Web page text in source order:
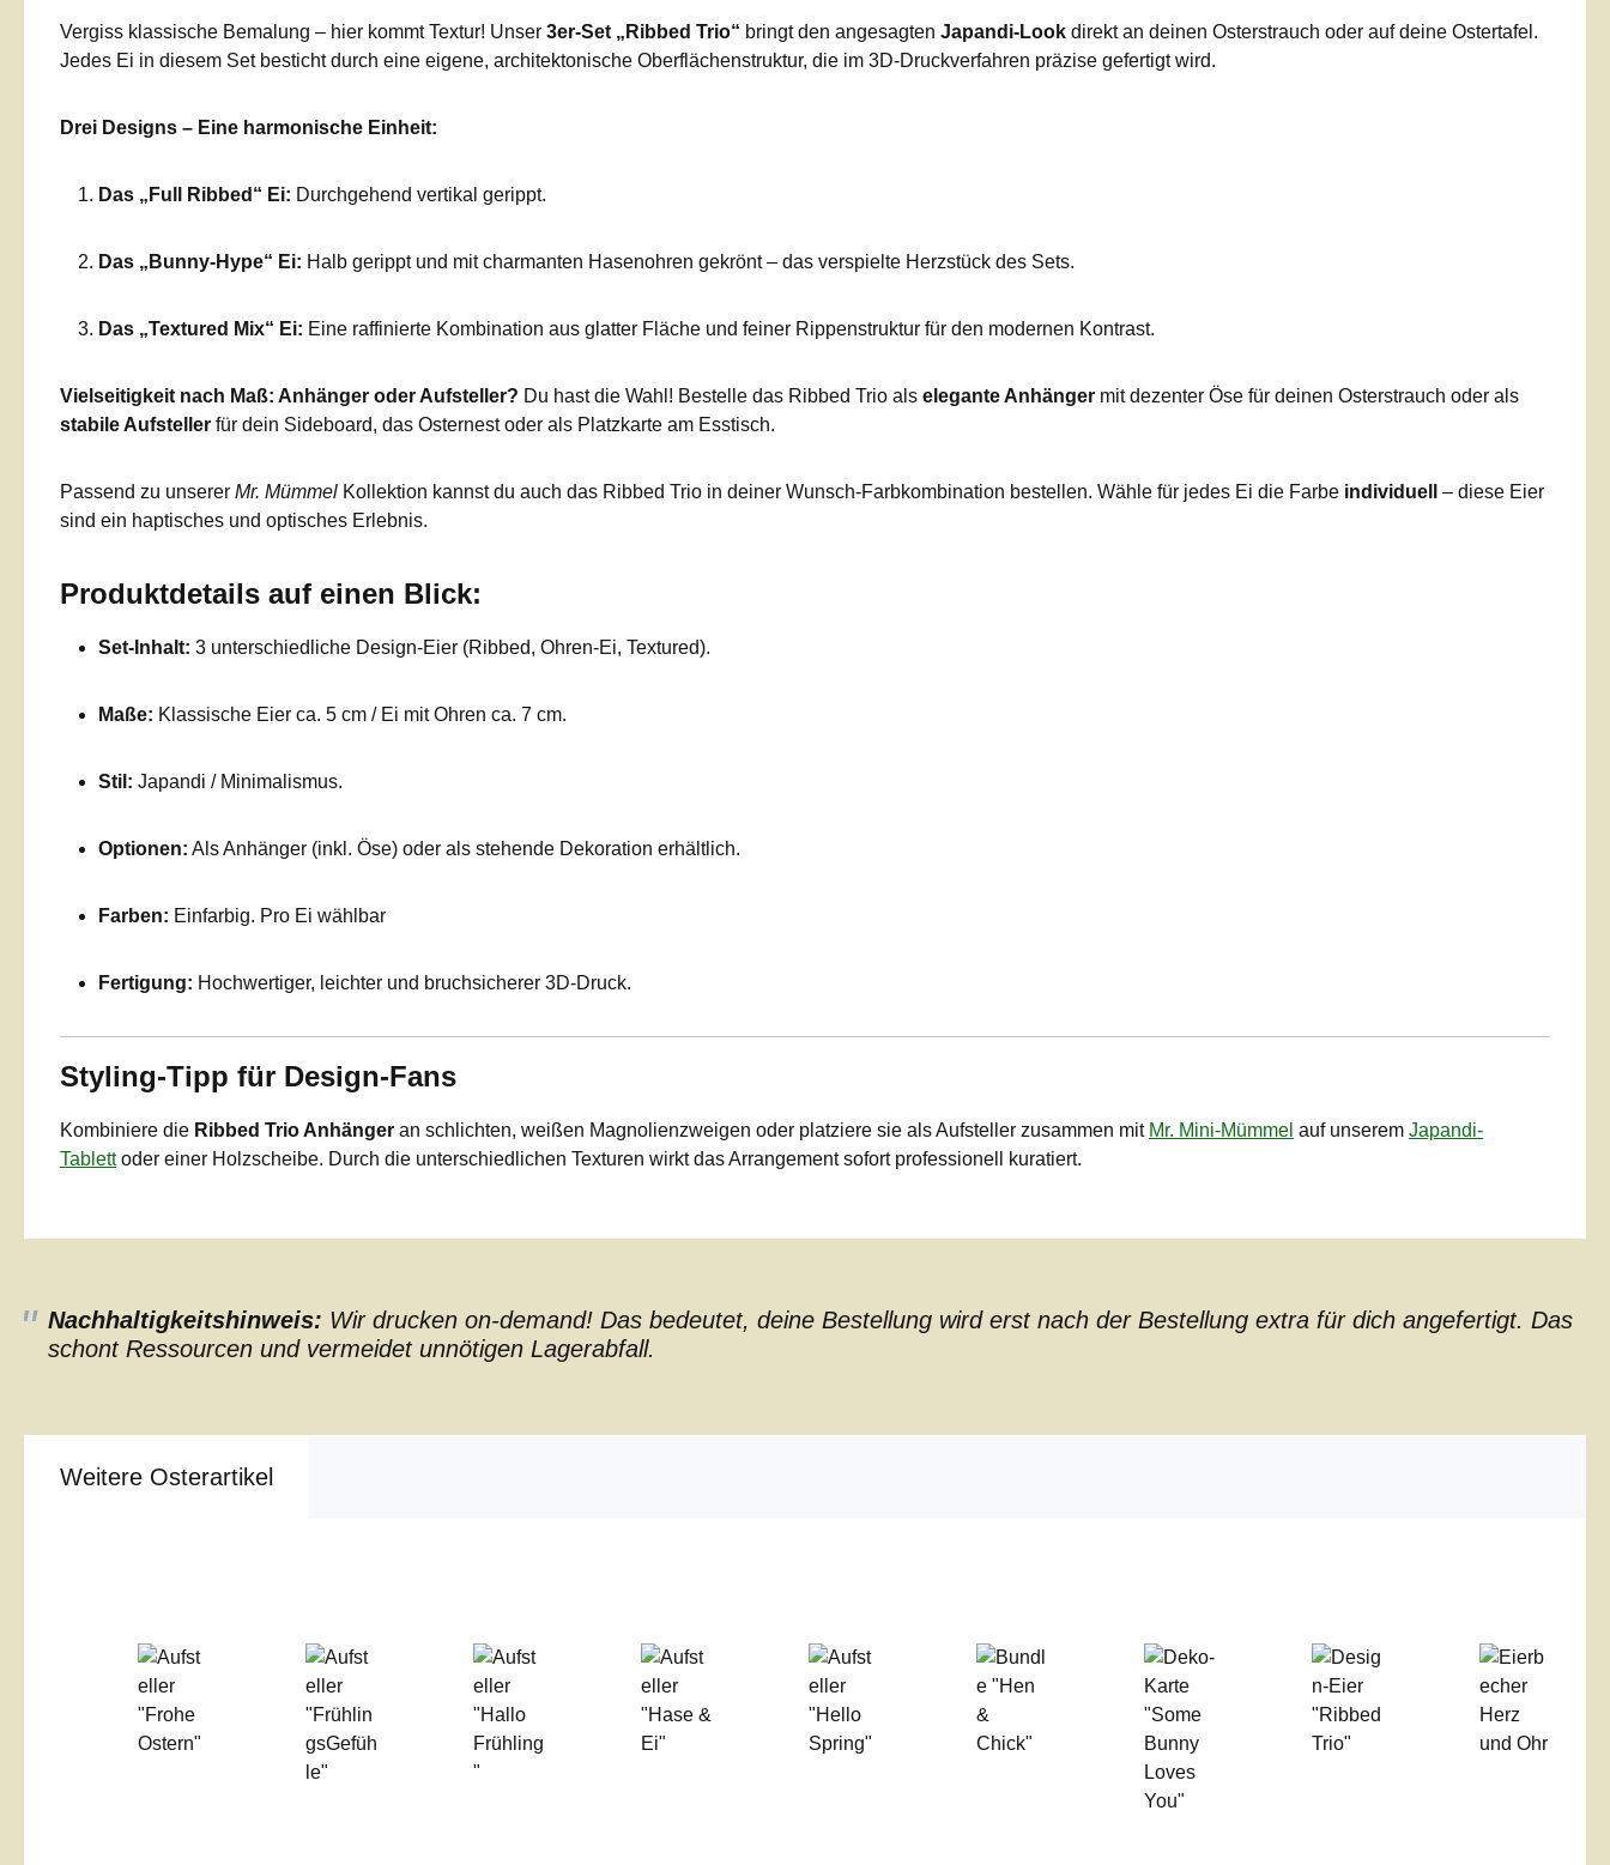
Vergiss klassische Bemalung – hier kommt Textur! Unser 3er-Set „Ribbed Trio“ bringt den angesagten Japandi-Look direkt an deinen Osterstrauch oder auf deine Ostertafel.
Jedes Ei in diesem Set besticht durch eine eigene, architektonische Oberflächenstruktur, die im 3D-Druckverfahren präzise gefertigt wird.
Drei Designs – Eine harmonische Einheit:
Das „Full Ribbed“ Ei: Durchgehend vertikal gerippt.
Das „Bunny-Hype“ Ei: Halb gerippt und mit charmanten Hasenohren gekrönt – das verspielte Herzstück des Sets.
Das „Textured Mix“ Ei: Eine raffinierte Kombination aus glatter Fläche und feiner Rippenstruktur für den modernen Kontrast.
Vielseitigkeit nach Maß: Anhänger oder Aufsteller? Du hast die Wahl! Bestelle das Ribbed Trio als elegante Anhänger mit dezenter Öse für deinen Osterstrauch oder als
stabile Aufsteller für dein Sideboard, das Osternest oder als Platzkarte am Esstisch.
Passend zu unserer Mr. Mümmel Kollektion kannst du auch das Ribbed Trio in deiner Wunsch-Farbkombination bestellen. Wähle für jedes Ei die Farbe individuell
– diese Eier
sind ein haptisches und optisches Erlebnis.
Produktdetails auf einen Blick:
Set-Inhalt: 3 unterschiedliche Design-Eier (Ribbed, Ohren-Ei, Textured).
Maße: Klassische Eier ca. 5 cm / Ei mit Ohren ca. 7 cm.
Stil: Japandi / Minimalismus.
Optionen: Als Anhänger (inkl. Öse) oder als stehende Dekoration erhältlich.
Farben: Einfarbig. Pro Ei wählbar
Fertigung: Hochwertiger, leichter und bruchsicherer 3D-Druck.
Styling-Tipp für Design-Fans
Kombiniere die Ribbed Trio Anhänger an schlichten, weißen Magnolienzweigen oder platziere sie als Aufsteller zusammen mit Mr. Mini-Mümmel auf unserem Japandi-
Tablettoder einer Holzscheibe. Durch die unterschiedlichen Texturen wirkt das Arrangement sofort professionell kuratiert.
Nachhaltigkeitshinweis: Wir drucken on-demand! Das bedeutet, deine Bestellung wird erst nach der Bestellung extra für dich angefertigt. Das
schont Ressourcen und vermeidet unnötigen Lagerabfall.
Weitere Osterartikel